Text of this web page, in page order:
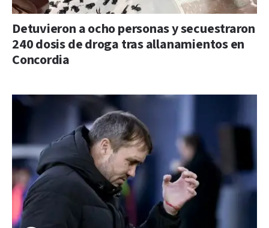
Detuvieron a ocho personas y secuestraron
240 dosis de droga tras allanamientos en
Concordia